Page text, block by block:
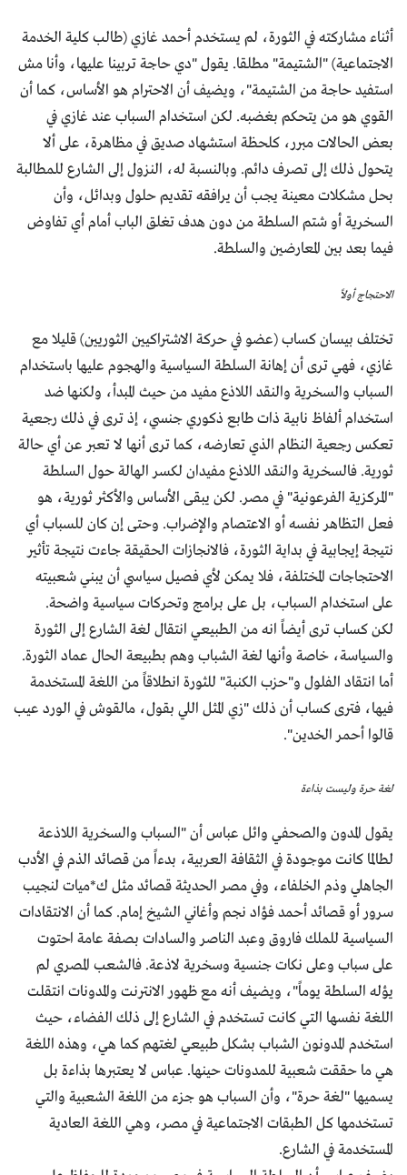
أثناء مشاركته في الثورة، لم يستخدم أحمد غازي (طالب كلية الخدمة
الاجتماعية) "الشتيمة" مطلقا. يقول "دي حاجة تربينا عليها، وأنا مش
استفيد حاجة من الشتيمة"، ويضيف أن الاحترام هو الأساس، كما أن
القوي هو من يتحكم بغضبه. لكن استخدام السباب عند غازي في
بعض الحالات مبرر، كلحظة استشهاد صديق في مظاهرة، على ألا
يتحول ذلك إلى تصرف دائم. وبالنسبة له، النزول إلى الشارع للمطالبة
بحل مشكلات معينة يجب أن يرافقه تقديم حلول وبدائل، وأن
السخرية أو شتم السلطة من دون هدف تغلق الباب أمام أي تفاوض
فيما بعد بين المعارضين والسلطة.
الاحتجاج أولاً
تختلف بيسان كساب (عضو في حركة الاشتراكيين الثوريين) قليلا مع
غازي، فهي ترى أن إهانة السلطة السياسية والهجوم عليها باستخدام
السباب والسخرية والنقد اللاذع مفيد من حيث المبدأ، ولكنها ضد
استخدام ألفاظ نابية ذات طابع ذكوري جنسي، إذ ترى في ذلك رجعية
تعكس رجعية النظام الذي تعارضه، كما ترى أنها لا تعبر عن أي حالة
ثورية. فالسخرية والنقد اللاذع مفيدان لكسر الهالة حول السلطة
"المركزية الفرعونية" في مصر. لكن يبقى الأساس والأكثر ثورية، هو
فعل التظاهر نفسه أو الاعتصام والإضراب. وحتى إن كان للسباب أي
نتيجة إيجابية في بداية الثورة، فالانجازات الحقيقة جاءت نتيجة تأثير
الاحتجاجات المختلفة، فلا يمكن لأي فصيل سياسي أن يبني شعبيته
على استخدام السباب، بل على برامج وتحركات سياسية واضحة.
لكن كساب ترى أيضاً انه من الطبيعي انتقال لغة الشارع إلى الثورة
والسياسة، خاصة وأنها لغة الشباب وهم بطبيعة الحال عماد الثورة.
أما انتقاد الفلول و"حزب الكنبة" للثورة انطلاقاً من اللغة المستخدمة
فيها، فترى كساب أن ذلك "زي المثل اللي بقول، مالقوش في الورد عيب
قالوا أحمر الخدين".
لغة حرة وليست بذاءة
يقول المدون والصحفي وائل عباس أن "السباب والسخرية اللاذعة
لطالما كانت موجودة في الثقافة العربية، بدءاً من قصائد الذم في الأدب
الجاهلي وذم الخلفاء، وفي مصر الحديثة قصائد مثل ك*ميات لنجيب
سرور أو قصائد أحمد فؤاد نجم وأغاني الشيخ إمام. كما أن الانتقادات
السياسية للملك فاروق وعبد الناصر والسادات بصفة عامة احتوت
على سباب وعلى نكات جنسية وسخرية لاذعة. فالشعب المصري لم
يؤله السلطة يوماً"، ويضيف أنه مع ظهور الانترنت والمدونات انتقلت
اللغة نفسها التي كانت تستخدم في الشارع إلى ذلك الفضاء، حيث
استخدم المدونون الشباب بشكل طبيعي لغتهم كما هي، وهذه اللغة
هي ما حققت شعبية للمدونات حينها. عباس لا يعتبرها بذاءة بل
يسميها "لغة حرة"، وأن السباب هو جزء من اللغة الشعبية والتي
تستخدمها كل الطبقات الاجتماعية في مصر، وهي اللغة العادية
المستخدمة في الشارع.